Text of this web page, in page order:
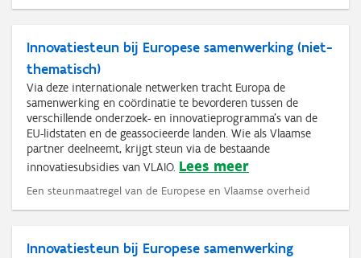
Innovatiesteun bij Europese samenwerking (niet-
thematisch)
Via deze internationale netwerken tracht Europa de
samenwerking en coördinatie te bevorderen tussen de
verschillende onderzoek- en innovatieprogramma’s van de
EU-lidstaten en de geassocieerde landen. Wie als Vlaamse
partner deelneemt, krijgt steun via de bestaande
innovatiesubsidies van VLAIO. Lees meer
Een steunmaatregel van de Europese en Vlaamse overheid
Innovatiesteun bij Europese samenwerking